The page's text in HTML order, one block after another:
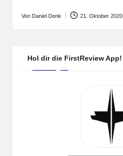
Von Daniel Denk 21. Oktober 2020
Hol dir die FirstReview App!